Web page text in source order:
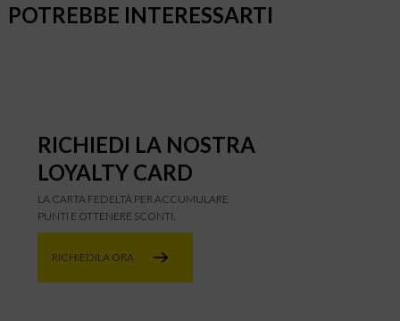
POTREBBE INTERESSARTI
RICHIEDI LA NOSTRA
LOYALTY CARD
LA CARTA FEDELTÀ PER ACCUMULARE
PUNTI E OTTENERE SCONTI.
RICHIEDILA ORA